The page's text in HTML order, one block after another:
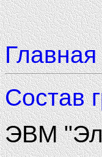
Главная
Состав
ЭВМ